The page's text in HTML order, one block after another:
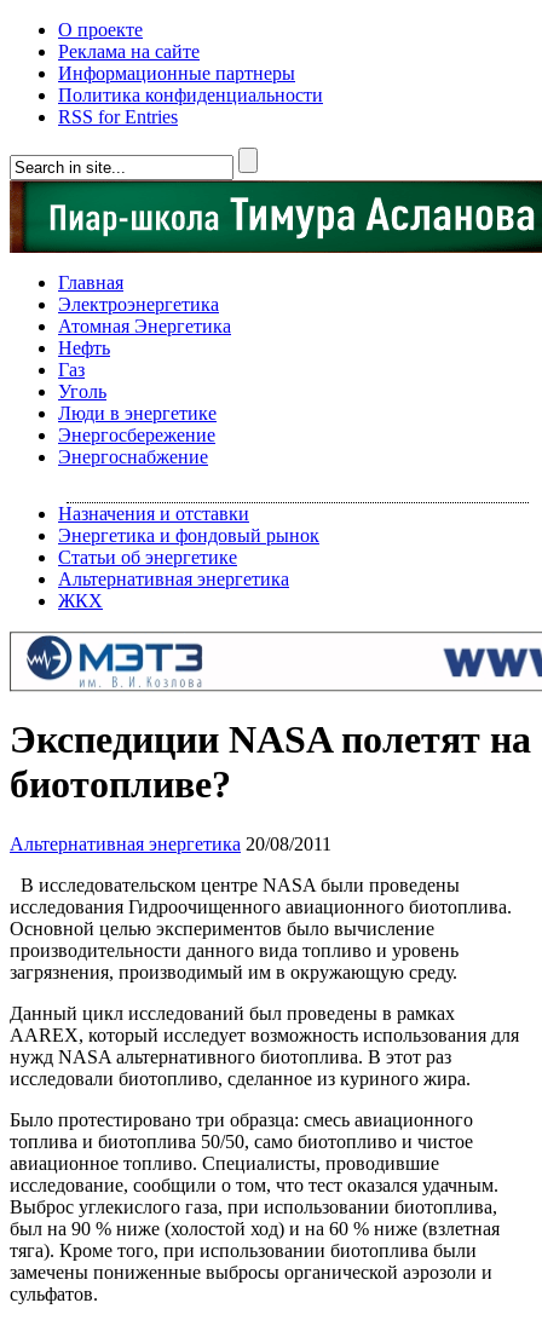
О проекте
Реклама на сайте
Информационные партнеры
Политика конфиденциальности
RSS for Entries
Главная
Электроэнергетика
Атомная Энергетика
Нефть
Газ
Уголь
Люди в энергетике
Энергосбережение
Энергоснабжение
Назначения и отставки
Энергетика и фондовый рынок
Статьи об энергетике
Альтернативная энергетика
ЖКХ
Экспедиции NASA полетят на
биотопливе?
Альтернативная энергетика 20/08/2011
В исследовательском центре NASA были проведены
исследования Гидроочищенного авиационного биотоплива.
Основной целью экспериментов было вычисление
производительности данного вида топливо и уровень
загрязнения, производимый им в окружающую среду.
Данный цикл исследований был проведены в рамках
AAREX, который исследует возможность использования для
нужд NASA альтернативного биотоплива. В этот раз
исследовали биотопливо, сделанное из куриного жира.
Было протестировано три образца: смесь авиационного
топлива и биотоплива 50/50, само биотопливо и чистое
авиационное топливо. Специалисты, проводившие
исследование, сообщили о том, что тест оказался удачным.
Выброс углекислого газа, при использовании биотоплива,
был на 90 % ниже (холостой ход) и на 60 % ниже (взлетная
тяга). Кроме того, при использовании биотоплива были
замечены пониженные выбросы органической аэрозоли и
сульфатов.